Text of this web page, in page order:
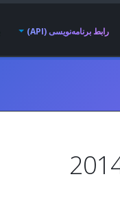
رابط برنامه‌نویسی (API)